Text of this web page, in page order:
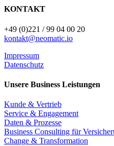
KONTAKT
+49 (0)221 / 99 04 00 20
kontakt@neomatic.io
Impressum
Datenschutz
Unsere Business Leistungen
Kunde & Vertrieb
Service & Engagement
Daten & Prozesse
Business Consulting für
Change & Transformation